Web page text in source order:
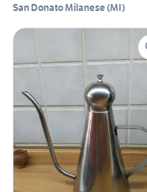
San Donato Milanese(MI)